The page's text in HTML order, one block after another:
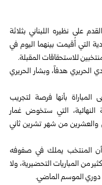
على نظيره اللبناني بثلاثة
التي أُقيمت بينهما اليوم في
للاستحقاقات المقبلة.
هدفاً، وبشار الحريري
بأنها فرصة لتجريب
النهائية، التي ستخوض غمار
والعشرين من شهر تشرين ثاني
المنتخب يملك في صفوفه
من المباريات التحضيرية، ولا
دوري الموسم الماضي.